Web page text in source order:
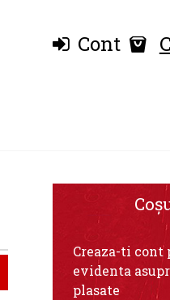
Cont
Creaza-ti cont
evidenta
plasate